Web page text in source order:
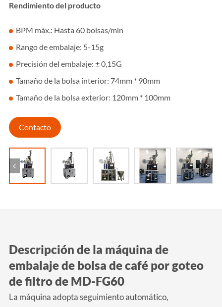
Rendimiento del producto
BPM máx.: Hasta 60 bolsas/min
Rango de embalaje: 5-15g
Precisión del embalaje: ± 0,15G
Tamaño de la bolsa interior: 74mm * 90mm
Tamaño de la bolsa exterior: 120mm * 100mm
Contacto
Descripción de la máquina de
embalaje de bolsa de café por goteo
de filtro de MD-FG60
La máquina adopta seguimiento automático,